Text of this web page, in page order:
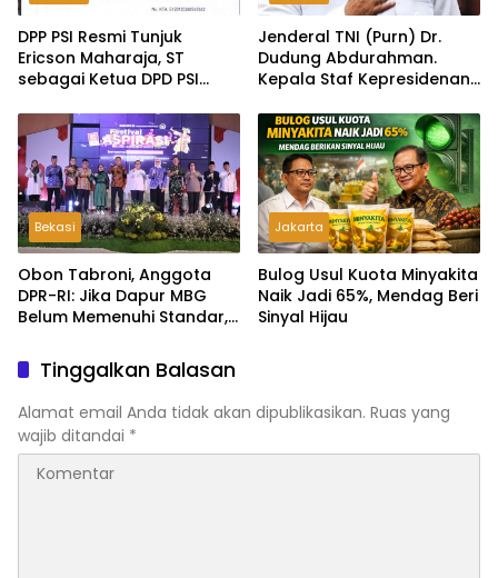
DPP PSI Resmi Tunjuk
Ericson Maharaja, ST
sebagai Ketua DPD PSI
Jenderal TNI (Purn) Dr.
Dudung Abdurahman.
Kepala Staf Kepresidenan
MBG: Tak Sesuai Aturan di
Lapangan, Akan Dibabat
Bekasi
Obon Tabroni, Anggota
DPR-RI: Jika Dapur MBG
Belum Memenuhi Standar,
Ditutup
Jakarta
Bulog Usul Kuota Minyakita
Naik Jadi 65%, Mendag Beri
Sinyal Hijau
Tinggalkan Balasan
Alamat email Anda tidak akan dipublikasikan. Ruas yang
wajib ditandai *